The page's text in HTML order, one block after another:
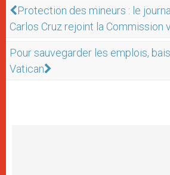
Protection des mineurs : le
Carlos Cruz rejoint la Commission
Pour sauvegarder les emplois,
Vatican